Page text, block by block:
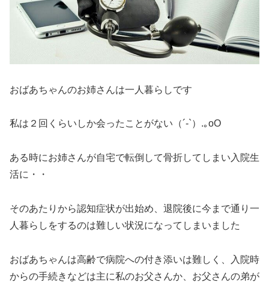
おばあちゃんのお姉さんは一人暮らしです
私は２回くらいしか会ったことがない（´-`）.｡oO
ある時にお姉さんが自宅で転倒して骨折してしまい入院生
活に・・
そのあたりから認知症状が出始め、退院後に今まで通り一
人暮らしをするのは難しい状況になってしまいました
おばあちゃんは高齢で病院への付き添いは難しく、入院時
からの手続きなどは主に私のお父さんか、お父さんの弟が